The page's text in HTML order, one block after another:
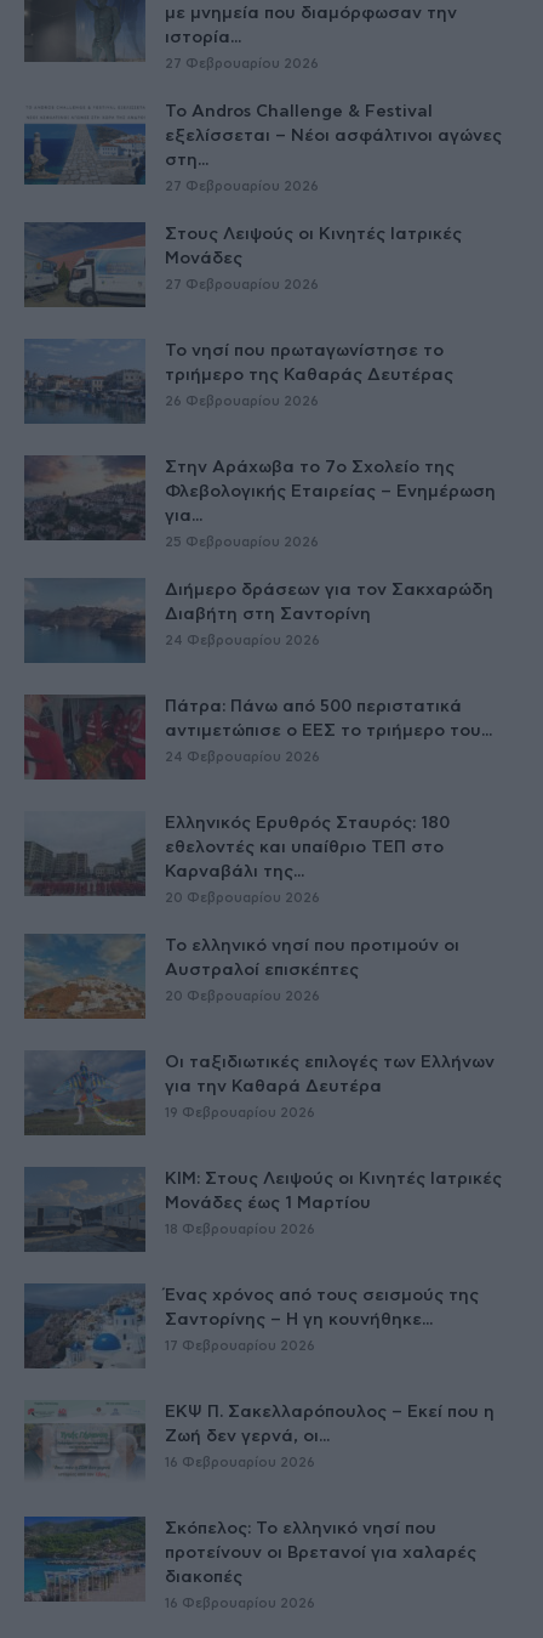
με μνημεία που διαμόρφωσαν την
ιστορία...
27 Φεβρουαρίου 2026
Το Andros Challenge & Festival
εξελίσσεται – Νέοι ασφάλτινοι αγώνες
στη...
27 Φεβρουαρίου 2026
Στους Λειψούς οι Κινητές Ιατρικές
Μονάδες
27 Φεβρουαρίου 2026
Το νησί που πρωταγωνίστησε το
τριήμερο της Καθαράς Δευτέρας
26 Φεβρουαρίου 2026
Στην Αράχωβα το 7ο Σχολείο της
Φλεβολογικής Εταιρείας – Ενημέρωση
για...
25 Φεβρουαρίου 2026
Διήμερο δράσεων για τον Σακχαρώδη
Διαβήτη στη Σαντορίνη
24 Φεβρουαρίου 2026
Πάτρα: Πάνω από 500 περιστατικά
αντιμετώπισε ο ΕΕΣ το τριήμερο του...
24 Φεβρουαρίου 2026
Ελληνικός Ερυθρός Σταυρός: 180
εθελοντές και υπαίθριο ΤΕΠ στο
Καρναβάλι της...
20 Φεβρουαρίου 2026
Το ελληνικό νησί που προτιμούν οι
Αυστραλοί επισκέπτες
20 Φεβρουαρίου 2026
Οι ταξιδιωτικές επιλογές των Ελλήνων
για την Καθαρά Δευτέρα
19 Φεβρουαρίου 2026
ΚΙΜ: Στους Λειψούς οι Κινητές Ιατρικές
Μονάδες έως 1 Μαρτίου
18 Φεβρουαρίου 2026
Ένας χρόνος από τους σεισμούς της
Σαντορίνης – Η γη κουνήθηκε...
17 Φεβρουαρίου 2026
ΕΚΨ Π. Σακελλαρόπουλος – Εκεί που η
Ζωή δεν γερνά, οι...
16 Φεβρουαρίου 2026
Σκόπελος: Το ελληνικό νησί που
προτείνουν οι Βρετανοί για χαλαρές
διακοπές
16 Φεβρουαρίου 2026